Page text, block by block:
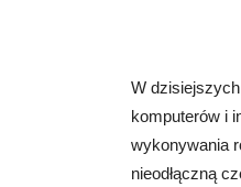
W
komputerów i
wykonywania
nieodłączną